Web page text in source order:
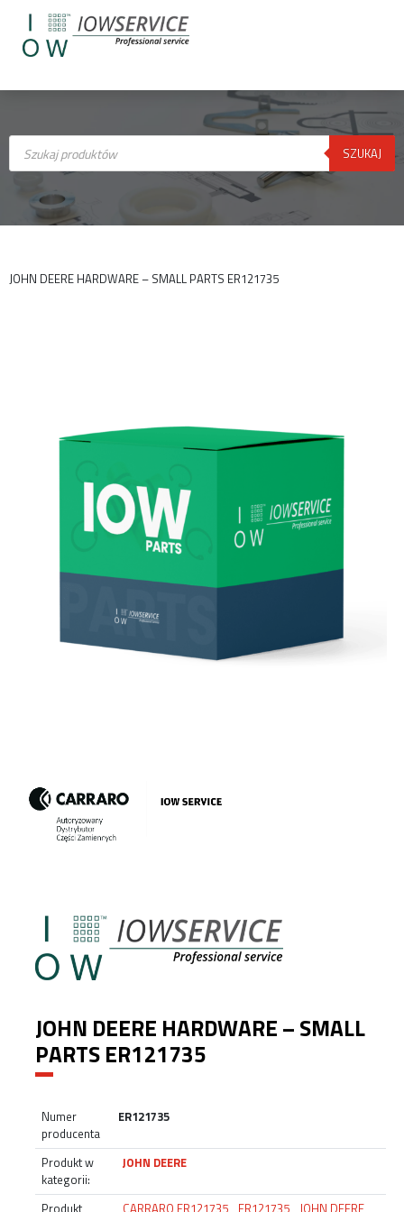
Wyszukiwarka
produktów SZUKAJ
JOHN DEERE HARDWARE – SMALL PARTS ER121735
JOHN DEERE HARDWARE – SMALL
PARTS ER121735
Numer
producenta
ER121735
Produkt w
kategorii:
JOHN DEERE
Produkt CARRARO ER121735, ER121735, JOHN DEERE